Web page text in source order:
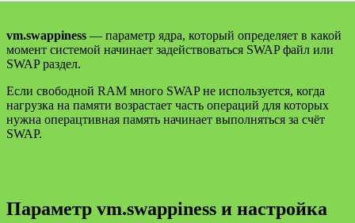
vm.swappiness — параметр ядра, который определяет в какой
момент системой начинает задействоваться SWAP файл или
SWAP раздел.
Если свободной RAM много SWAP не используется, когда
нагрузка на памяти возрастает часть операций для которых
нужна операцтивная память начинает выполняться за счёт
SWAP.
Параметр vm.swappiness и настройка